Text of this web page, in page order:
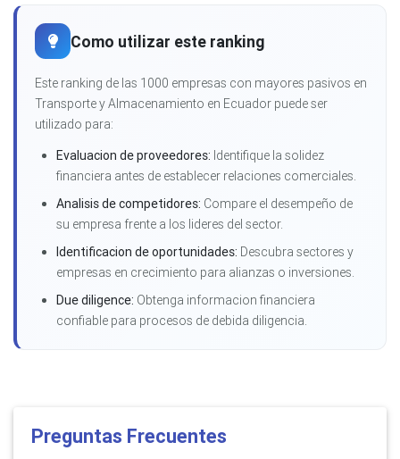
Como utilizar este ranking
Este ranking de las 1000 empresas con mayores pasivos en
Transporte y Almacenamiento en Ecuador puede ser
utilizado para:
Evaluacion de proveedores: Identifique la solidez
financiera antes de establecer relaciones comerciales.
Analisis de competidores: Compare el desempeño de
su empresa frente a los lideres del sector.
Identificacion de oportunidades: Descubra sectores y
empresas en crecimiento para alianzas o inversiones.
Due diligence: Obtenga informacion financiera
confiable para procesos de debida diligencia.
Preguntas Frecuentes